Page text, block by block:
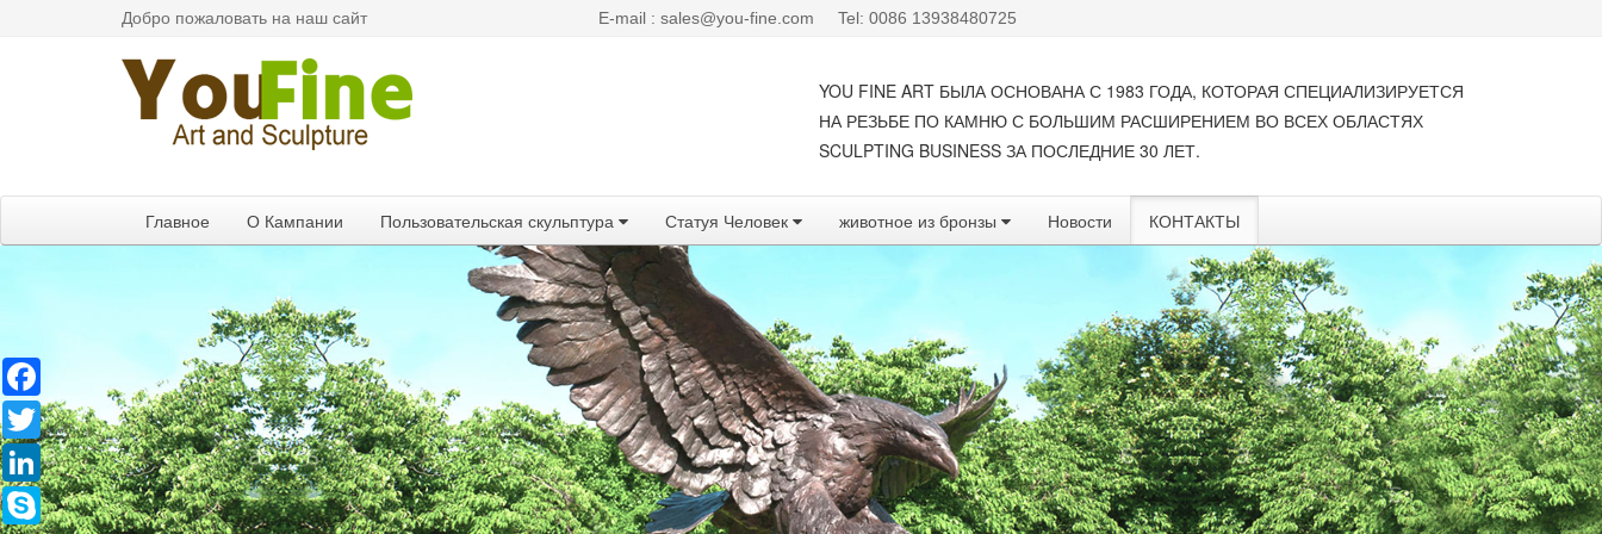
Добро пожаловать на наш сайт E-mail : sales@you-fine.com Tel: 0086 13938480725
YOU FINE ART БЫЛА ОСНОВАНА С 1983 ГОДА, КОТОРАЯ СПЕЦИАЛИЗИРУЕТСЯ
НА РЕЗЬБЕ ПО КАМНЮ С БОЛЬШИМ РАСШИРЕНИЕМ ВО ВСЕХ ОБЛАСТЯХ
SCULPTING BUSINESS ЗА ПОСЛЕДНИЕ 30 ЛЕТ.
Главное О Кампании Пользовательская скульптура Статуя Человек животное из бронзы Новости КОНТАКТЫ
Twitter
LinkedIn
Skype